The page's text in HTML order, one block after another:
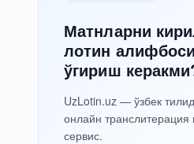
Матнларни
лотин
ўгириш
UzLotin.uz — ўзбек
онлайн транслитерация
сервис.